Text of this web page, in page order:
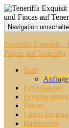
Navigation
Teneriffa Exquisit –
Fincas auf Teneriffa
Start
Anfrage
Ferienhäuser
Fincas
Luxus
Barrierefrei